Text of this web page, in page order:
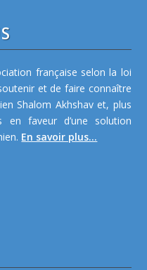
française selon la loi
et de faire connaître
Shalom Akhshav et, plus
en faveur d’une solution
En savoir plus...